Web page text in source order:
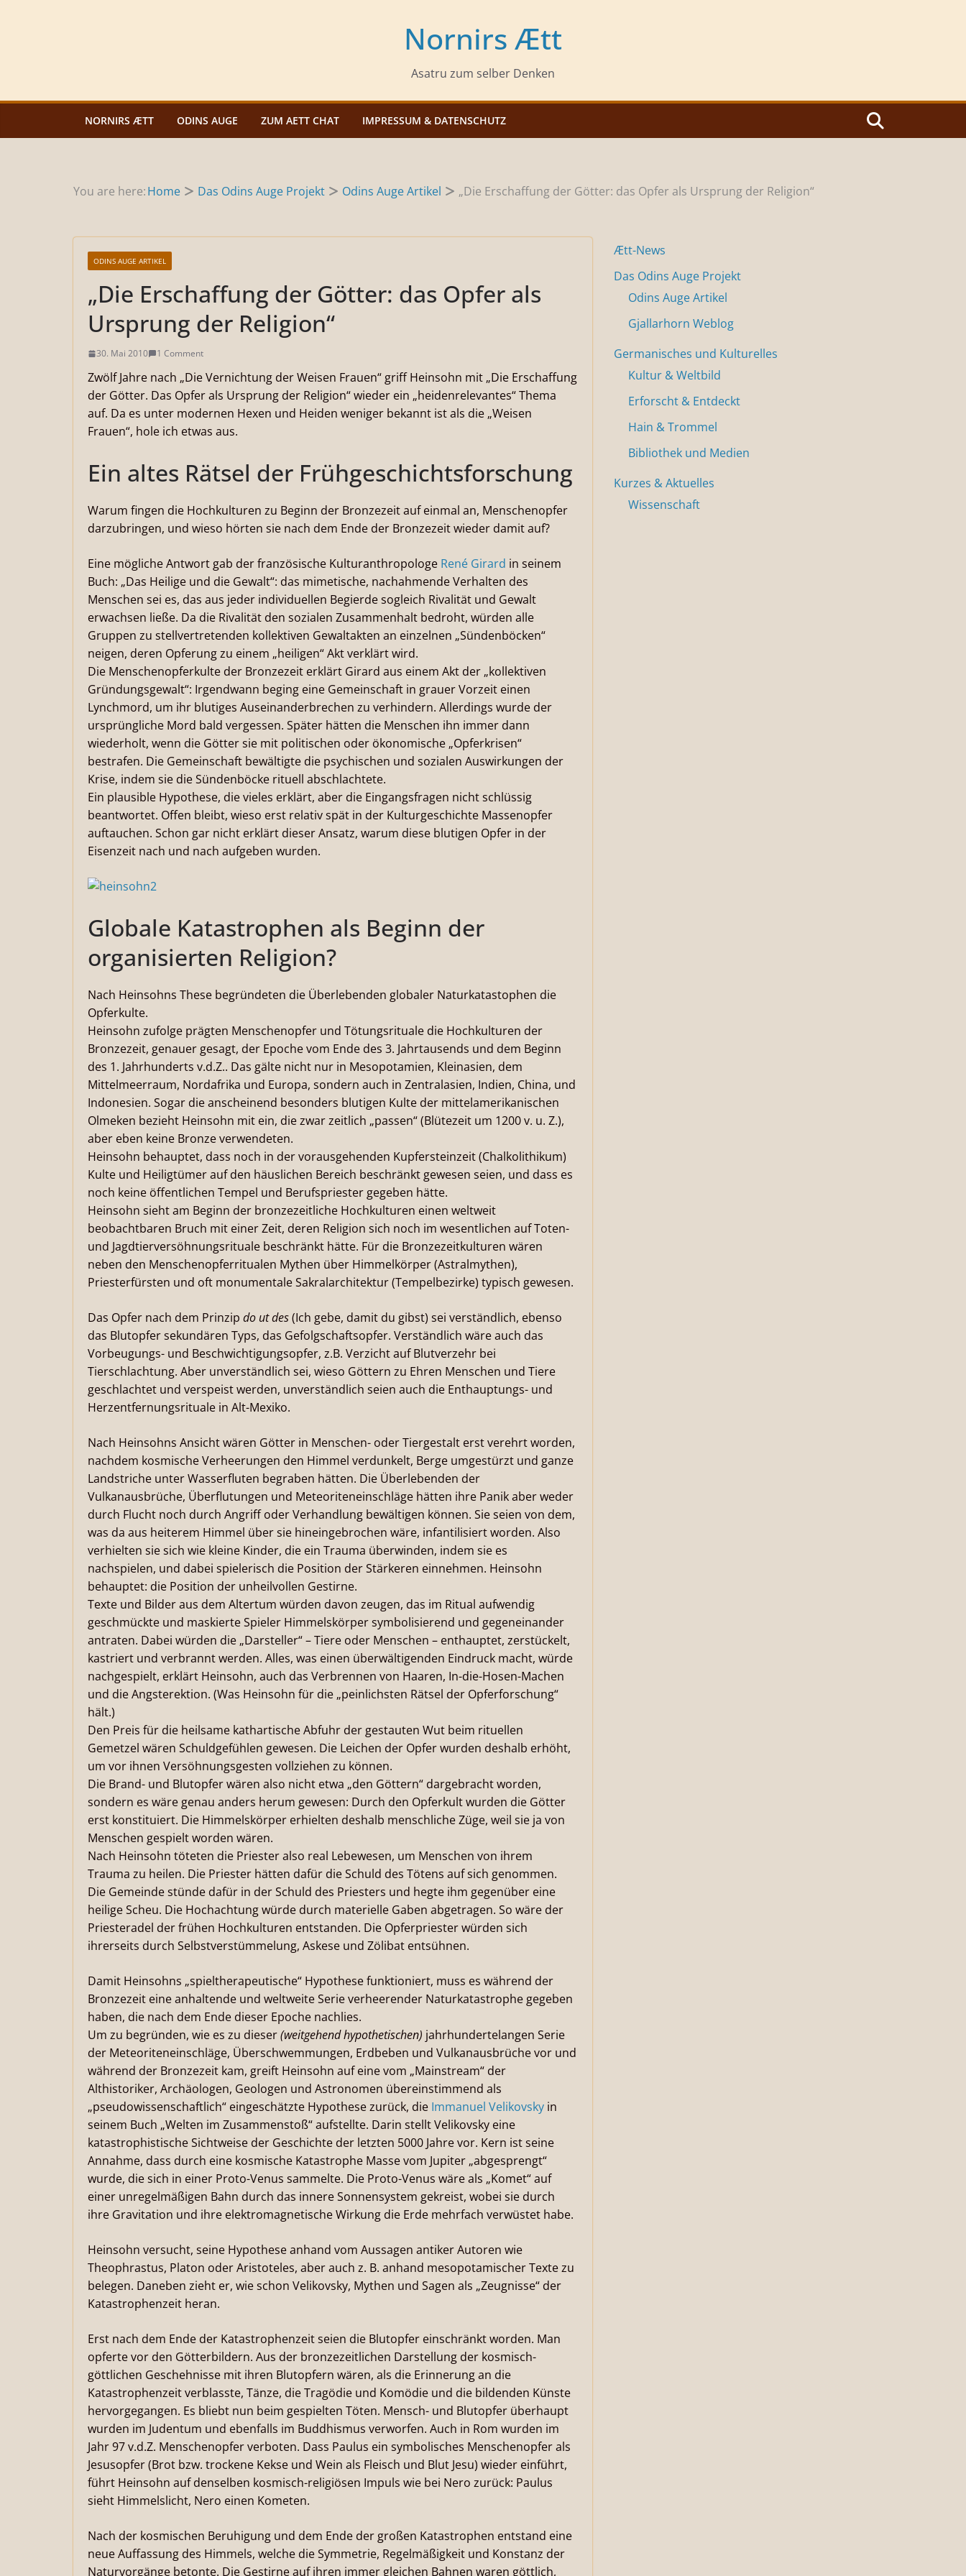
Nornirs Ætt
Asatru zum selber Denken
NORNIRS ÆTT ODINS AUGE ZUM AETT CHAT IMPRESSUM & DATENSCHUTZ
You are here:Home Das Odins Auge Projekt Odins Auge Artikel „Die Erschaffung der Götter: das Opfer als Ursprung der Religion“
ODINS AUGE ARTIKEL
„Die Erschaffung der Götter: das Opfer als
Ursprung der Religion“
30. Mai 2010 1 Comment
Zwölf Jahre nach „Die Vernichtung der Weisen Frauen“ griff Heinsohn mit „Die Erschaffung
der Götter. Das Opfer als Ursprung der Religion“ wieder ein „heidenrelevantes“ Thema
auf. Da es unter modernen Hexen und Heiden weniger bekannt ist als die „Weisen
Frauen“, hole ich etwas aus.
Ein altes Rätsel der Frühgeschichtsforschung
Warum fingen die Hochkulturen zu Beginn der Bronzezeit auf einmal an, Menschenopfer
darzubringen, und wieso hörten sie nach dem Ende der Bronzezeit wieder damit auf?
Eine mögliche Antwort gab der französische Kulturanthropologe René Girard in seinem
Buch: „Das Heilige und die Gewalt“: das mimetische, nachahmende Verhalten des
Menschen sei es, das aus jeder individuellen Begierde sogleich Rivalität und Gewalt
erwachsen ließe. Da die Rivalität den sozialen Zusammenhalt bedroht, würden alle
Gruppen zu stellvertretenden kollektiven Gewaltakten an einzelnen „Sündenböcken“
neigen, deren Opferung zu einem „heiligen“ Akt verklärt wird.
Die Menschenopferkulte der Bronzezeit erklärt Girard aus einem Akt der „kollektiven
Gründungsgewalt“: Irgendwann beging eine Gemeinschaft in grauer Vorzeit einen
Lynchmord, um ihr blutiges Auseinanderbrechen zu verhindern. Allerdings wurde der
ursprüngliche Mord bald vergessen. Später hätten die Menschen ihn immer dann
wiederholt, wenn die Götter sie mit politischen oder ökonomische „Opferkrisen“
bestrafen. Die Gemeinschaft bewältigte die psychischen und sozialen Auswirkungen der
Krise, indem sie die Sündenböcke rituell abschlachtete.
Ein plausible Hypothese, die vieles erklärt, aber die Eingangsfragen nicht schlüssig
beantwortet. Offen bleibt, wieso erst relativ spät in der Kulturgeschichte Massenopfer
auftauchen. Schon gar nicht erklärt dieser Ansatz, warum diese blutigen Opfer in der
Eisenzeit nach und nach aufgeben wurden.
Globale Katastrophen als Beginn der
organisierten Religion?
Nach Heinsohns These begründeten die Überlebenden globaler Naturkatastophen die
Opferkulte.
Heinsohn zufolge prägten Menschenopfer und Tötungsrituale die Hochkulturen der
Bronzezeit, genauer gesagt, der Epoche vom Ende des 3. Jahrtausends und dem Beginn
des 1. Jahrhunderts v.d.Z.. Das gälte nicht nur in Mesopotamien, Kleinasien, dem
Mittelmeerraum, Nordafrika und Europa, sondern auch in Zentralasien, Indien, China, und
Indonesien. Sogar die anscheinend besonders blutigen Kulte der mittelamerikanischen
Olmeken bezieht Heinsohn mit ein, die zwar zeitlich „passen“ (Blütezeit um 1200 v. u. Z.),
aber eben keine Bronze verwendeten.
Heinsohn behauptet, dass noch in der vorausgehenden Kupfersteinzeit (Chalkolithikum)
Kulte und Heiligtümer auf den häuslichen Bereich beschränkt gewesen seien, und dass es
noch keine öffentlichen Tempel und Berufspriester gegeben hätte.
Heinsohn sieht am Beginn der bronzezeitliche Hochkulturen einen weltweit
beobachtbaren Bruch mit einer Zeit, deren Religion sich noch im wesentlichen auf Toten-
und Jagdtierversöhnungsrituale beschränkt hätte. Für die Bronzezeitkulturen wären
neben den Menschenopferritualen Mythen über Himmelkörper (Astralmythen),
Priesterfürsten und oft monumentale Sakralarchitektur (Tempelbezirke) typisch gewesen.
Das Opfer nach dem Prinzip do ut des(Ich gebe, damit du gibst) sei verständlich, ebenso
das Blutopfer sekundären Typs, das Gefolgschaftsopfer. Verständlich wäre auch das
Vorbeugungs- und Beschwichtigungsopfer, z.B. Verzicht auf Blutverzehr bei
Tierschlachtung. Aber unverständlich sei, wieso Göttern zu Ehren Menschen und Tiere
geschlachtet und verspeist werden, unverständlich seien auch die Enthauptungs- und
Herzentfernungsrituale in Alt-Mexiko.
Nach Heinsohns Ansicht wären Götter in Menschen- oder Tiergestalt erst verehrt worden,
nachdem kosmische Verheerungen den Himmel verdunkelt, Berge umgestürzt und ganze
Landstriche unter Wasserfluten begraben hätten. Die Überlebenden der
Vulkanausbrüche, Überflutungen und Meteoriteneinschläge hätten ihre Panik aber weder
durch Flucht noch durch Angriff oder Verhandlung bewältigen können. Sie seien von dem,
was da aus heiterem Himmel über sie hineingebrochen wäre, infantilisiert worden. Also
verhielten sie sich wie kleine Kinder, die ein Trauma überwinden, indem sie es
nachspielen, und dabei spielerisch die Position der Stärkeren einnehmen. Heinsohn
behauptet: die Position der unheilvollen Gestirne.
Texte und Bilder aus dem Altertum würden davon zeugen, das im Ritual aufwendig
geschmückte und maskierte Spieler Himmelskörper symbolisierend und gegeneinander
antraten. Dabei würden die „Darsteller“ – Tiere oder Menschen – enthauptet, zerstückelt,
kastriert und verbrannt werden. Alles, was einen überwältigenden Eindruck macht, würde
nachgespielt, erklärt Heinsohn, auch das Verbrennen von Haaren, In-die-Hosen-Machen
und die Angsterektion. (Was Heinsohn für die „peinlichsten Rätsel der Opferforschung“
hält.)
Den Preis für die heilsame kathartische Abfuhr der gestauten Wut beim rituellen
Gemetzel wären Schuldgefühlen gewesen. Die Leichen der Opfer wurden deshalb erhöht,
um vor ihnen Versöhnungsgesten vollziehen zu können.
Die Brand- und Blutopfer wären also nicht etwa „den Göttern“ dargebracht worden,
sondern es wäre genau anders herum gewesen: Durch den Opferkult wurden die Götter
erst konstituiert. Die Himmelskörper erhielten deshalb menschliche Züge, weil sie ja von
Menschen gespielt worden wären.
Nach Heinsohn töteten die Priester also real Lebewesen, um Menschen von ihrem
Trauma zu heilen. Die Priester hätten dafür die Schuld des Tötens auf sich genommen.
Die Gemeinde stünde dafür in der Schuld des Priesters und hegte ihm gegenüber eine
heilige Scheu. Die Hochachtung würde durch materielle Gaben abgetragen. So wäre der
Priesteradel der frühen Hochkulturen entstanden. Die Opferpriester würden sich
ihrerseits durch Selbstverstümmelung, Askese und Zölibat entsühnen.
Damit Heinsohns „spieltherapeutische“ Hypothese funktioniert, muss es während der
Bronzezeit eine anhaltende und weltweite Serie verheerender Naturkatastrophe gegeben
haben, die nach dem Ende dieser Epoche nachlies.
Um zu begründen, wie es zu dieser(weitgehend hypothetischen) jahrhundertelangen Serie
der Meteoriteneinschläge, Überschwemmungen, Erdbeben und Vulkanausbrüche vor und
während der Bronzezeit kam, greift Heinsohn auf eine vom „Mainstream“ der
Althistoriker, Archäologen, Geologen und Astronomen übereinstimmend als
„pseudowissenschaftlich“ eingeschätzte Hypothese zurück, die Immanuel Velikovsky in
seinem Buch „Welten im Zusammenstoß“ aufstellte. Darin stellt Velikovsky eine
katastrophistische Sichtweise der Geschichte der letzten 5000 Jahre vor. Kern ist seine
Annahme, dass durch eine kosmische Katastrophe Masse vom Jupiter „abgesprengt“
wurde, die sich in einer Proto-Venus sammelte. Die Proto-Venus wäre als „Komet“ auf
einer unregelmäßigen Bahn durch das innere Sonnensystem gekreist, wobei sie durch
ihre Gravitation und ihre elektromagnetische Wirkung die Erde mehrfach verwüstet habe.
Heinsohn versucht, seine Hypothese anhand vom Aussagen antiker Autoren wie
Theophrastus, Platon oder Aristoteles, aber auch z. B. anhand mesopotamischer Texte zu
belegen. Daneben zieht er, wie schon Velikovsky, Mythen und Sagen als „Zeugnisse“ der
Katastrophenzeit heran.
Erst nach dem Ende der Katastrophenzeit seien die Blutopfer einschränkt worden. Man
opferte vor den Götterbildern. Aus der bronzezeitlichen Darstellung der kosmisch-
göttlichen Geschehnisse mit ihren Blutopfern wären, als die Erinnerung an die
Katastrophenzeit verblasste, Tänze, die Tragödie und Komödie und die bildenden Künste
hervorgegangen. Es bliebt nun beim gespielten Töten. Mensch- und Blutopfer überhaupt
wurden im Judentum und ebenfalls im Buddhismus verworfen. Auch in Rom wurden im
Jahr 97 v.d.Z. Menschenopfer verboten. Dass Paulus ein symbolisches Menschenopfer als
Jesusopfer (Brot bzw. trockene Kekse und Wein als Fleisch und Blut Jesu) wieder einführt,
führt Heinsohn auf denselben kosmisch-religiösen Impuls wie bei Nero zurück: Paulus
sieht Himmelslicht, Nero einen Kometen.
Nach der kosmischen Beruhigung und dem Ende der großen Katastrophen entstand eine
neue Auffassung des Himmels, welche die Symmetrie, Regelmäßigkeit und Konstanz der
Naturvorgänge betonte. Die Gestirne auf ihren immer gleichen Bahnen waren göttlich,
Ætt-News
Das Odins Auge Projekt
Odins Auge Artikel
Gjallarhorn Weblog
Germanisches und Kulturelles
Kultur & Weltbild
Erforscht & Entdeckt
Hain & Trommel
Bibliothek und Medien
Kurzes & Aktuelles
Wissenschaft